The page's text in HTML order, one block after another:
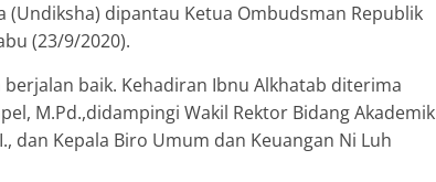
dipantau Ketua Ombudsman Republik
(23/9/2020).
baik. Kehadiran Ibnu Alkhatab diterima
M.Pd.,didampingi Wakil Rektor Bidang Akademik
dan Kepala Biro Umum dan Keuangan Ni Luh